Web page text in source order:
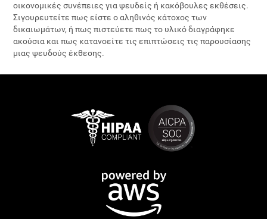
οικονομικές συνέπειες για ψευδείς ή κακόβουλες εκθέσεις.
Σιγουρευτείτε πως είστε ο αληθινός κάτοχος των
δικαιωμάτων, ή πως πιστεύετε πως το υλικό διαγράφηκε
ακούσια και πως κατανοείτε τις επιπτώσεις τις παρουσίασης
μιας ψευδούς έκθεσης.